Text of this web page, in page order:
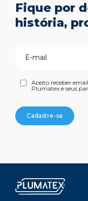
Fique por
história,
Aceito receber
Plumatex e seus
Cadastre-se